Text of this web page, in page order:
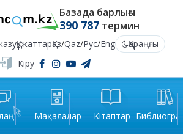
Базада барлығы
390 787термин
ҚұжаттарҚаз/Qaz/Рус/Eng
Қараңғы
Кіру
Мақалалар Кітаптар